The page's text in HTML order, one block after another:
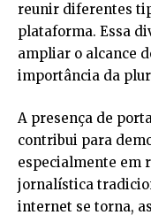
reunir diferentes
plataforma. Essa
ampliar o alcance
importância da
A presença de
contribui para
especialmente em
jornalística
internet se torna,